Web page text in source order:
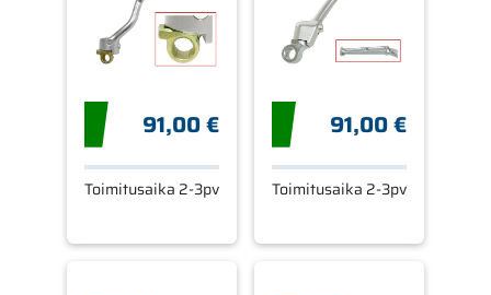
91,00 €
Toimitusaika 2-3pv
91,00 €
Toimitusaika 2-3pv